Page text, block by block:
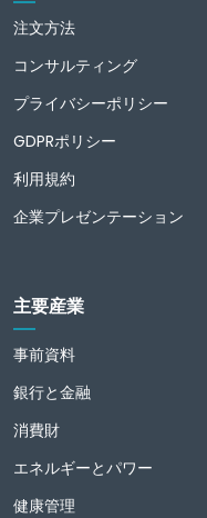
注文方法
コンサルティング
プライバシーポリシー
GDPRポリシー
利用規約
企業プレゼンテーション
主要産業
事前資料
銀行と金融
消費財
エネルギーとパワー
健康管理